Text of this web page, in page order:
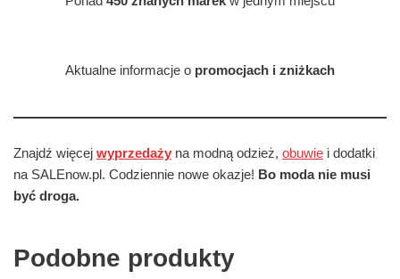
Aktualne informacje o promocjach i zniżkach
Znajdź więcej wyprzedaży na modną odzież, obuwie i dodatki
na SALEnow.pl. Codziennie nowe okazje! Bo moda nie musi
być droga.
Podobne produkty